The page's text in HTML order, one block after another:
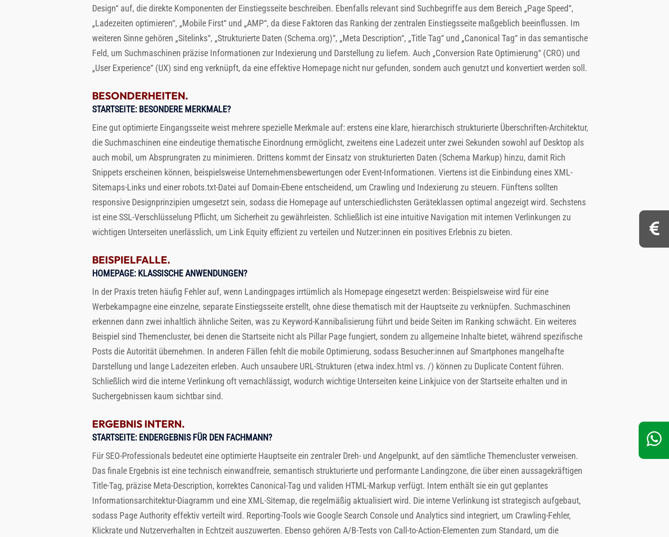
Design“ auf, die direkte Komponenten der Einstiegsseite beschreiben. Ebenfalls relevant sind Suchbegriffe aus dem Bereich „Page Speed“,
„Ladezeiten optimieren“, „Mobile First“ und „AMP“, da diese Faktoren das Ranking der zentralen Einstiegsseite maßgeblich beeinflussen. Im
weiteren Sinne gehören „Sitelinks“, „Strukturierte Daten (Schema.org)“, „Meta Description“, „Title Tag“ und „Canonical Tag“ in das semantische
Feld, um Suchmaschinen präzise Informationen zur Indexierung und Darstellung zu liefern. Auch „Conversion Rate Optimierung“ (CRO) und
„User Experience“ (UX) sind eng verknüpft, da eine effektive Homepage nicht nur gefunden, sondern auch genutzt und konvertiert werden soll.
BESONDERHEITEN.
STARTSEITE: BESONDERE MERKMALE?
Eine gut optimierte Eingangsseite weist mehrere spezielle Merkmale auf: erstens eine klare, hierarchisch strukturierte Überschriften-Architektur,
die Suchmaschinen eine eindeutige thematische Einordnung ermöglicht, zweitens eine Ladezeit unter zwei Sekunden sowohl auf Desktop als
auch mobil, um Absprungraten zu minimieren. Drittens kommt der Einsatz von strukturierten Daten (Schema Markup) hinzu, damit Rich
Snippets erscheinen können, beispielsweise Unternehmensbewertungen oder Event-Informationen. Viertens ist die Einbindung eines XML-
Sitemaps-Links und einer robots.txt-Datei auf Domain-Ebene entscheidend, um Crawling und Indexierung zu steuern. Fünftens sollten
responsive Designprinzipien umgesetzt sein, sodass die Homepage auf unterschiedlichsten Geräteklassen optimal angezeigt wird. Sechstens
ist eine SSL-Verschlüsselung Pflicht, um Sicherheit zu gewährleisten. Schließlich ist eine intuitive Navigation mit internen Verlinkungen zu
wichtigen Unterseiten unerlässlich, um Link Equity effizient zu verteilen und Nutzer:innen ein positives Erlebnis zu bieten.
BEISPIELFALLE.
HOMEPAGE: KLASSISCHE ANWENDUNGEN?
In der Praxis treten häufig Fehler auf, wenn Landingpages irrtümlich als Homepage eingesetzt werden: Beispielsweise wird für eine
Werbekampagne eine einzelne, separate Einstiegsseite erstellt, ohne diese thematisch mit der Hauptseite zu verknüpfen. Suchmaschinen
erkennen dann zwei inhaltlich ähnliche Seiten, was zu Keyword-Kannibalisierung führt und beide Seiten im Ranking schwächt. Ein weiteres
Beispiel sind Themencluster, bei denen die Startseite nicht als Pillar Page fungiert, sondern zu allgemeine Inhalte bietet, während spezifische
Posts die Autorität übernehmen. In anderen Fällen fehlt die mobile Optimierung, sodass Besucher:innen auf Smartphones mangelhafte
Darstellung und lange Ladezeiten erleben. Auch unsaubere URL-Strukturen (etwa index.html vs. /) können zu Duplicate Content führen.
Schließlich wird die interne Verlinkung oft vernachlässigt, wodurch wichtige Unterseiten keine Linkjuice von der Startseite erhalten und in
Suchergebnissen kaum sichtbar sind.
ERGEBNIS INTERN.
STARTSEITE: ENDERGEBNIS FÜR DEN FACHMANN?
Für SEO-Professionals bedeutet eine optimierte Hauptseite ein zentraler Dreh- und Angelpunkt, auf den sämtliche Themencluster verweisen.
Das finale Ergebnis ist eine technisch einwandfreie, semantisch strukturierte und performante Landingzone, die über einen aussagekräftigen
Title-Tag, präzise Meta-Description, korrektes Canonical-Tag und validen HTML-Markup verfügt. Intern enthält sie ein gut geplantes
Informationsarchitektur-Diagramm und eine XML-Sitemap, die regelmäßig aktualisiert wird. Die interne Verlinkung ist strategisch aufgebaut,
sodass Page Authority effektiv verteilt wird. Reporting-Tools wie Google Search Console und Analytics sind integriert, um Crawling-Fehler,
Klickrate und Nutzerverhalten in Echtzeit auszuwerten. Ebenso gehören A/B-Tests von Call-to-Action-Elementen zum Standard, um die